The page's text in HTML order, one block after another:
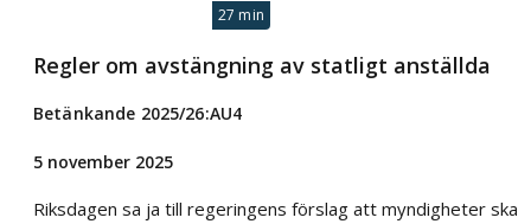
27 min
Regler om avstängning av statligt anställda
Betänkande 2025/26:AU4
5 november 2025
Riksdagen sa ja till regeringens förslag att myndigheter ska